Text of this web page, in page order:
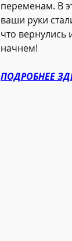
переменам. В
ваши руки
что вернулись
начнем!
ПОДРОБНЕЕ